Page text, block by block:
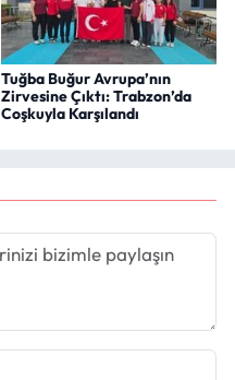
Tuğba Buğur Avrupa’nın
Zirvesine Çıktı: Trabzon’da
Coşkuyla Karşılandı